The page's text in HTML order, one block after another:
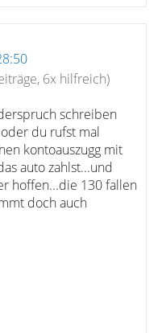
6x hilfreich)
schreiben
du rufst mal
kontoauszugg mit
auto zahlst...und
hoffen...die 130 fallen
doch auch